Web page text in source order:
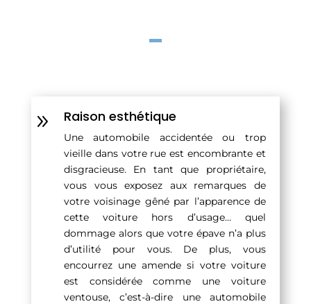
9 Raison esthétique
Une automobile accidentée ou trop
vieille dans votre rue est encombrante et
disgracieuse. En tant que propriétaire,
vous vous exposez aux remarques de
votre voisinage gêné par l’apparence de
cette voiture hors d’usage… quel
dommage alors que votre épave n’a plus
d’utilité pour vous. De plus, vous
encourrez une amende si votre voiture
est considérée comme une voiture
ventouse, c’est-à-dire une automobile